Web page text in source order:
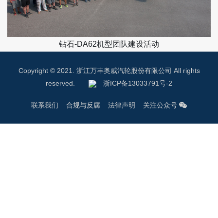
钻石-DA62机型团队建设活动
Copyright © 2021. 浙江万丰奥威汽轮股份有限公司 All rights
reserved.
浙ICP备13033791号-2
联系我们 合规与反腐 法律声明 关注公众号